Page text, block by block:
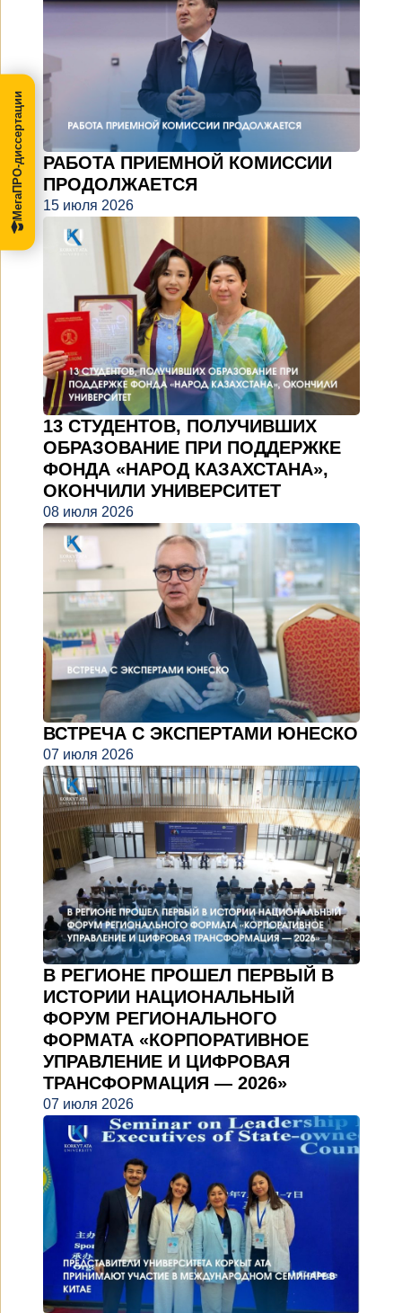
РАБОТА ПРИЕМНОЙ КОМИССИИ
ПРОДОЛЖАЕТСЯ
15 июля 2026
13 СТУДЕНТОВ, ПОЛУЧИВШИХ
ОБРАЗОВАНИЕ ПРИ ПОДДЕРЖКЕ
ФОНДА «НАРОД КАЗАХСТАНА»,
ОКОНЧИЛИ УНИВЕРСИТЕТ
08 июля 2026
ВСТРЕЧА С ЭКСПЕРТАМИ ЮНЕСКО
07 июля 2026
В РЕГИОНЕ ПРОШЕЛ ПЕРВЫЙ В
ИСТОРИИ НАЦИОНАЛЬНЫЙ
ФОРУМ РЕГИОНАЛЬНОГО
ФОРМАТА «КОРПОРАТИВНОЕ
УПРАВЛЕНИЕ И ЦИФРОВАЯ
ТРАНСФОРМАЦИЯ — 2026»
07 июля 2026
МегаПРО-диссертации